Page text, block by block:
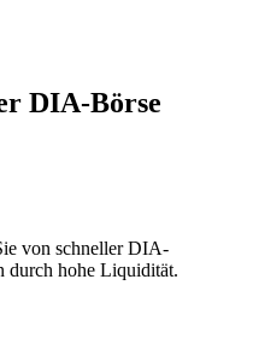
DIA-Börse
von schneller DIA-
durch hohe Liquidität.